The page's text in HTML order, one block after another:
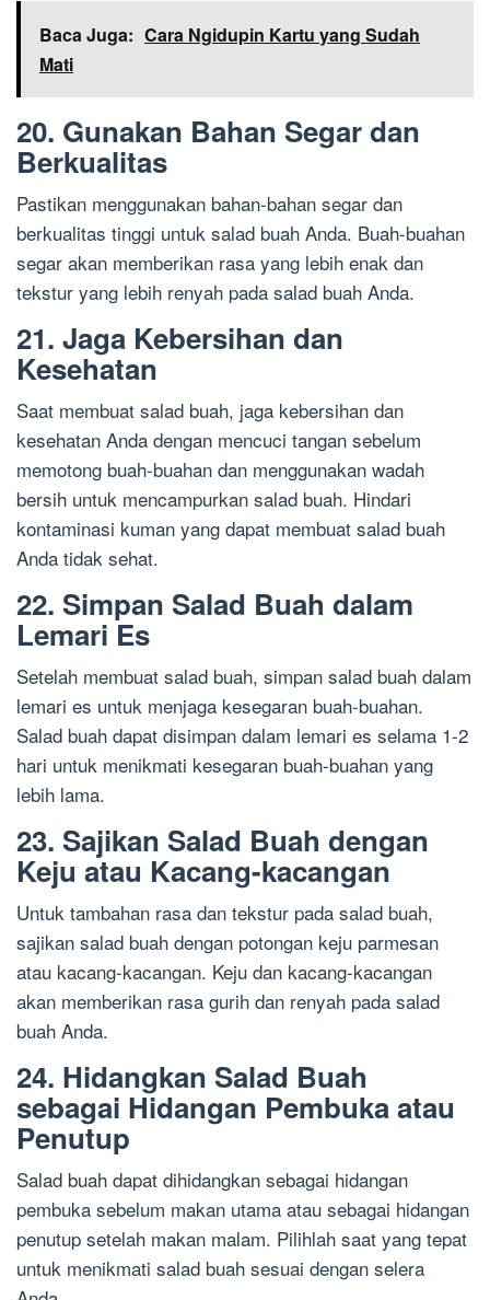
Baca Juga: Cara Ngidupin Kartu yang Sudah
Mati
20. Gunakan Bahan Segar dan
Berkualitas
Pastikan menggunakan bahan-bahan segar dan
berkualitas tinggi untuk salad buah Anda. Buah-buahan
segar akan memberikan rasa yang lebih enak dan
tekstur yang lebih renyah pada salad buah Anda.
21. Jaga Kebersihan dan
Kesehatan
Saat membuat salad buah, jaga kebersihan dan
kesehatan Anda dengan mencuci tangan sebelum
memotong buah-buahan dan menggunakan wadah
bersih untuk mencampurkan salad buah. Hindari
kontaminasi kuman yang dapat membuat salad buah
Anda tidak sehat.
22. Simpan Salad Buah dalam
Lemari Es
Setelah membuat salad buah, simpan salad buah dalam
lemari es untuk menjaga kesegaran buah-buahan.
Salad buah dapat disimpan dalam lemari es selama 1-2
hari untuk menikmati kesegaran buah-buahan yang
lebih lama.
23. Sajikan Salad Buah dengan
Keju atau Kacang-kacangan
Untuk tambahan rasa dan tekstur pada salad buah,
sajikan salad buah dengan potongan keju parmesan
atau kacang-kacangan. Keju dan kacang-kacangan
akan memberikan rasa gurih dan renyah pada salad
buah Anda.
24. Hidangkan Salad Buah
sebagai Hidangan Pembuka atau
Penutup
Salad buah dapat dihidangkan sebagai hidangan
pembuka sebelum makan utama atau sebagai hidangan
penutup setelah makan malam. Pilihlah saat yang tepat
untuk menikmati salad buah sesuai dengan selera